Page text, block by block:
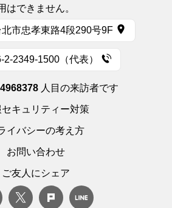
はできません。
市忠孝東路4段290号9F
2-2349-1500（代表）
人目の来訪者です
キュリティー対策
イバシーの考え方
お問い合わせ
ご友人にシェア